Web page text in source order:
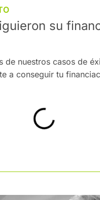
su
de nuestros casos de
a conseguir tu